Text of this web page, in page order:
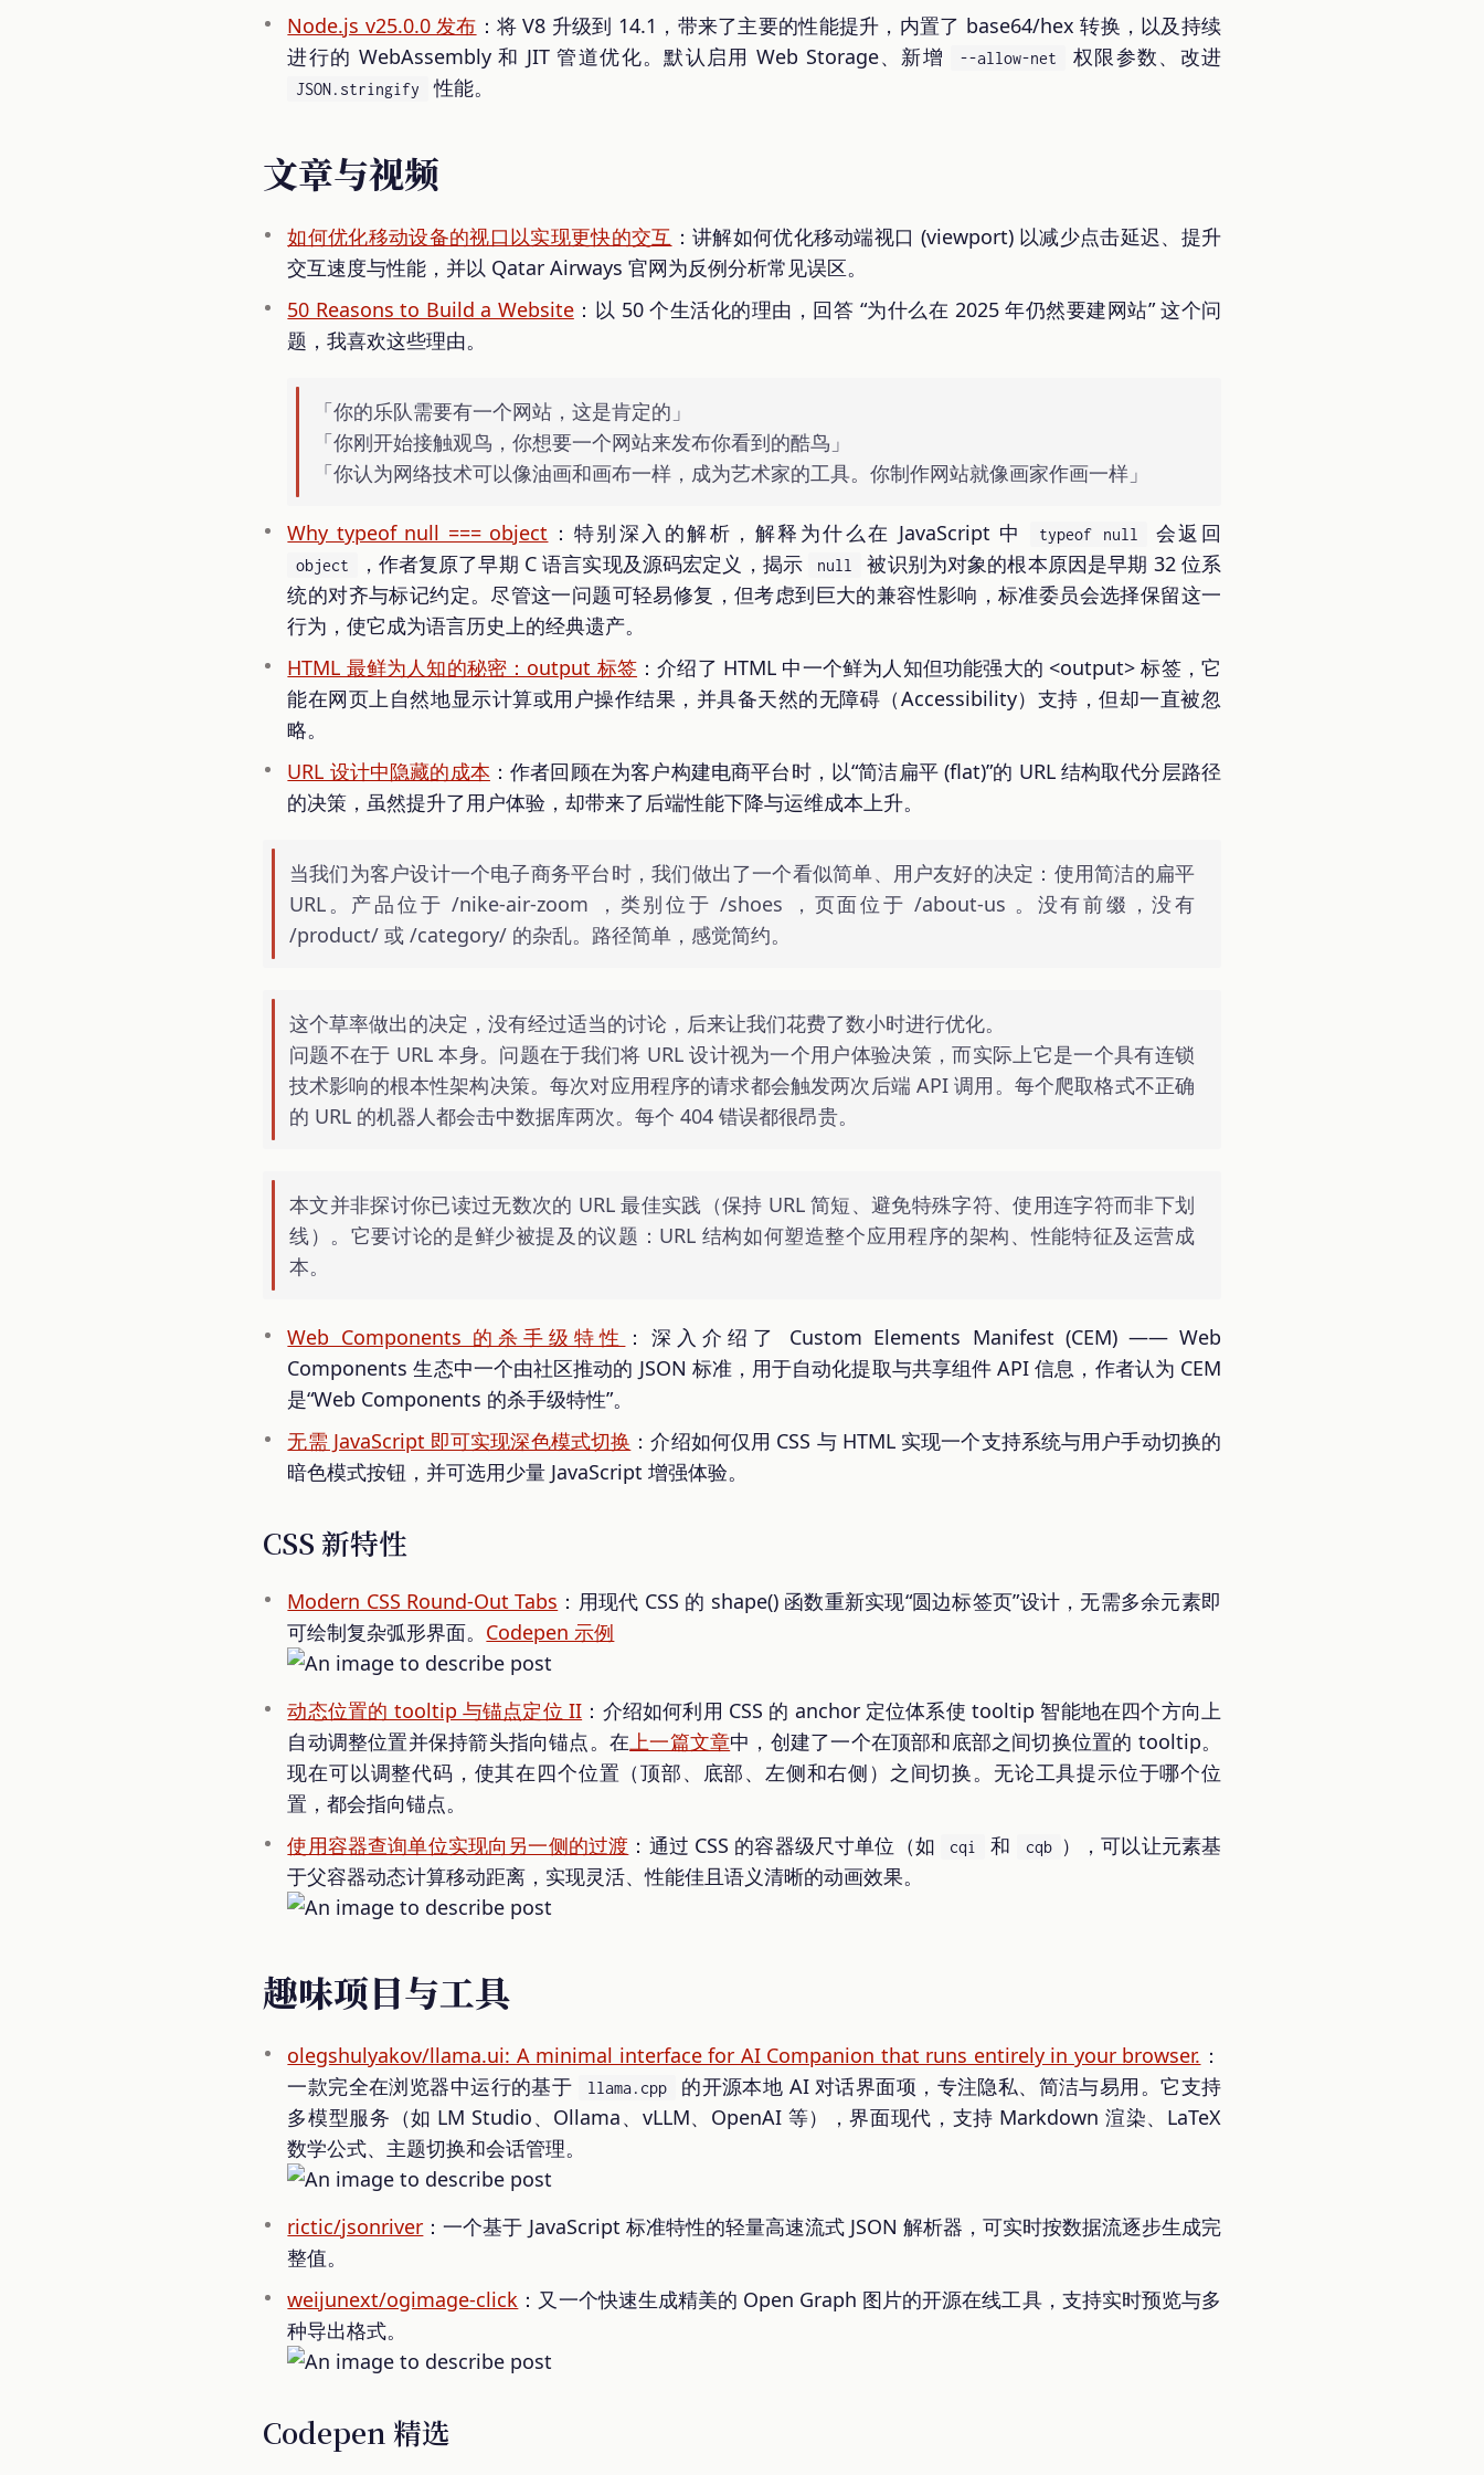
Node.js v25.0.0 发布 ：将 V8 升级到 14.1，带来了主要的性能提升，内置了 base64/hex 转换，以及持续
进行的 WebAssembly 和 JIT 管道优化。默认启用 Web Storage、新增
--allow-net 权限参数、改进
JSON.stringify 性能。
文章与视频
如何优化移动设备的视口以实现更快的交互 ：讲解如何优化移动端视口 (viewport) 以减少点击延迟、提升
交互速度与性能，并以 Qatar Airways 官网为反例分析常见误区。
50 Reasons to Build a Website：以 50 个生活化的理由，回答 “为什么在 2025 年仍然要建网站” 这个问
题，我喜欢这些理由。
「你的乐队需要有一个网站，这是肯定的」
「你刚开始接触观鸟，你想要一个网站来发布你看到的酷鸟」
「你认为网络技术可以像油画和画布一样，成为艺术家的工具。你制作网站就像画家作画一样」
Why typeof null === object ：特别深入的解析，解释为什么在 JavaScript 中 typeof null 会返回
object ，作者复原了早期 C 语言实现及源码宏定义，揭示 null
被识别为对象的根本原因是早期 32 位系
统的对齐与标记约定。尽管这一问题可轻易修复，但考虑到巨大的兼容性影响，标准委员会选择保留这一
行为，使它成为语言历史上的经典遗产。
HTML 最鲜为人知的秘密：output 标签 ：介绍了 HTML 中一个鲜为人知但功能强大的 <output> 标签，它
能在网页上自然地显示计算或用户操作结果，并具备天然的无障碍（Accessibility）支持，但却一直被忽
略。
URL 设计中隐藏的成本 ：作者回顾在为客户构建电商平台时，以“简洁扁平 (flat)”的 URL 结构取代分层路径
的决策，虽然提升了用户体验，却带来了后端性能下降与运维成本上升。
当我们为客户设计一个电子商务平台时，我们做出了一个看似简单、用户友好的决定：使用简洁的扁平
URL。产品位于 /nike-air-zoom ，类别位于 /shoes ，页面位于 /about-us 。没有前缀，没有
/product/ 或 /category/ 的杂乱。路径简单，感觉简约。
这个草率做出的决定，没有经过适当的讨论，后来让我们花费了数小时进行优化。
问题不在于 URL 本身。问题在于我们将 URL 设计视为一个用户体验决策，而实际上它是一个具有连锁
技术影响的根本性架构决策。每次对应用程序的请求都会触发两次后端 API 调用。每个爬取格式不正确
的 URL 的机器人都会击中数据库两次。每个 404 错误都很昂贵。
本文并非探讨你已读过无数次的 URL 最佳实践（保持 URL 简短、避免特殊字符、使用连字符而非下划
线）。它要讨论的是鲜少被提及的议题：URL 结构如何塑造整个应用程序的架构、性能特征及运营成
本。
Web Components 的杀手级特性 ：深入介绍了 Custom Elements Manifest (CEM) —— Web
Components 生态中一个由社区推动的 JSON 标准，用于自动化提取与共享组件 API 信息，作者认为 CEM
是“Web Components 的杀手级特性”。
无需 JavaScript 即可实现深色模式切换 ：介绍如何仅用 CSS 与 HTML 实现一个支持系统与用户手动切换的
暗色模式按钮，并可选用少量 JavaScript 增强体验。
CSS 新特性
Modern CSS Round-Out Tabs ：用现代 CSS 的 shape() 函数重新实现“圆边标签页”设计，无需多余元素即
可绘制复杂弧形界面。 Codepen 示例
动态位置的 tooltip 与锚点定位 II ：介绍如何利用 CSS 的 anchor 定位体系使 tooltip 智能地在四个方向上
自动调整位置并保持箭头指向锚点。在 上一篇文章中，创建了一个在顶部和底部之间切换位置的 tooltip。
现在可以调整代码，使其在四个位置（顶部、底部、左侧和右侧）之间切换。无论工具提示位于哪个位
置，都会指向锚点。
使用容器查询单位实现向另一侧的过渡 ：通过 CSS 的容器级尺寸单位（如 cqi 和 cqb
），可以让元素基
于父容器动态计算移动距离，实现灵活、性能佳且语义清晰的动画效果。
趣味项目与工具
olegshulyakov/llama.ui: A minimal interface for AI Companion that runs entirely in your browser. ：
一款完全在浏览器中运行的基于
llama.cpp
的开源本地 AI 对话界面项，专注隐私、简洁与易用。它支持
多模型服务（如 LM Studio、Ollama、vLLM、OpenAI 等），界面现代，支持 Markdown 渲染、LaTeX
数学公式、主题切换和会话管理。
rictic/jsonriver ：一个基于 JavaScript 标准特性的轻量高速流式 JSON 解析器，可实时按数据流逐步生成完
整值。
weijunext/ogimage-click ：又一个快速生成精美的 Open Graph 图片的开源在线工具，支持实时预览与多
种导出格式。
Codepen 精选